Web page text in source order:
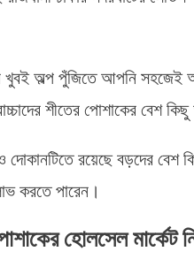
অল্প পুঁজিতে আপনি সহজেই
বাচ্চাদের শীতের পোশাকের বেশ
দোকানটিতে রয়েছে বড়দের
করতে পারেন।
হোলসেল মার্কেট